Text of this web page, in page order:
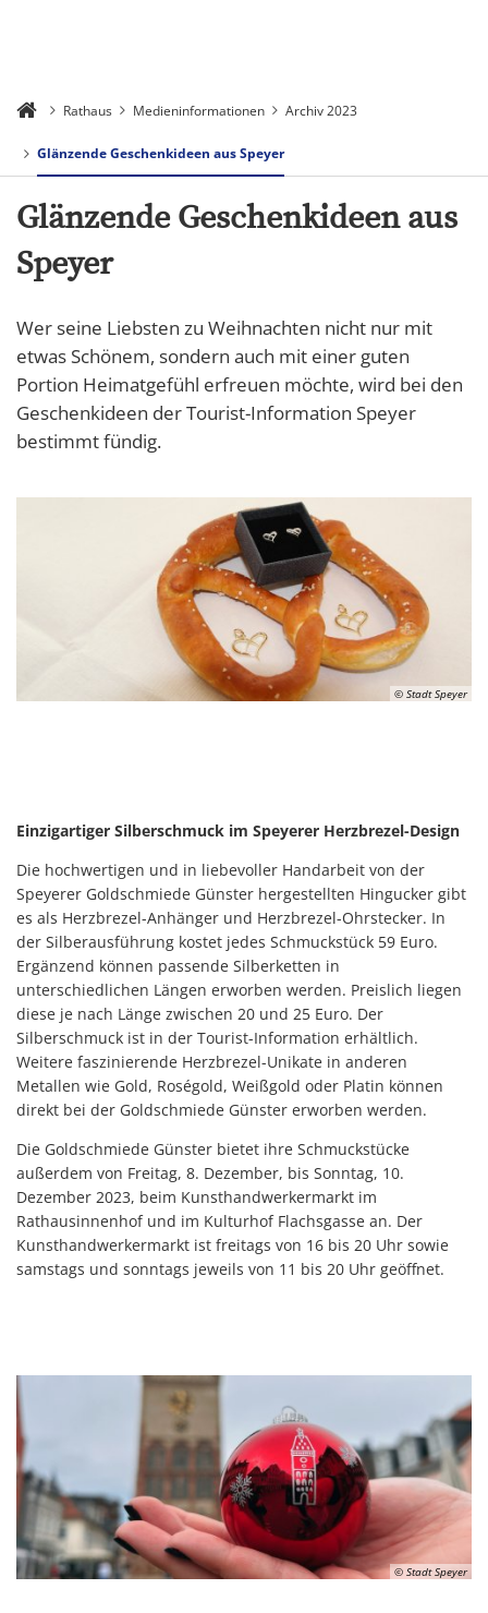
Rathaus Medieninformationen Archiv 2023
Glänzende Geschenkideen aus Speyer
Glänzende Geschenkideen aus
Speyer
Wer seine Liebsten zu Weihnachten nicht nur mit
etwas Schönem, sondern auch mit einer guten
Portion Heimatgefühl erfreuen möchte, wird bei den
Geschenkideen der Tourist-Information Speyer
bestimmt fündig.
© Stadt Speyer
Einzigartiger Silberschmuck im Speyerer Herzbrezel-Design
Die hochwertigen und in liebevoller Handarbeit von der
Speyerer Goldschmiede Günster hergestellten Hingucker gibt
es als Herzbrezel-Anhänger und Herzbrezel-Ohrstecker. In
der Silberausführung kostet jedes Schmuckstück 59 Euro.
Ergänzend können passende Silberketten in
unterschiedlichen Längen erworben werden. Preislich liegen
diese je nach Länge zwischen 20 und 25 Euro. Der
Silberschmuck ist in der Tourist-Information erhältlich.
Weitere faszinierende Herzbrezel-Unikate in anderen
Metallen wie Gold, Roségold, Weißgold oder Platin können
direkt bei der Goldschmiede Günster erworben werden.
Die Goldschmiede Günster bietet ihre Schmuckstücke
außerdem von Freitag, 8. Dezember, bis Sonntag, 10.
Dezember 2023, beim Kunsthandwerkermarkt im
Rathausinnenhof und im Kulturhof Flachsgasse an. Der
Kunsthandwerkermarkt ist freitags von 16 bis 20 Uhr sowie
samstags und sonntags jeweils von 11 bis 20 Uhr geöffnet.
© Stadt Speyer